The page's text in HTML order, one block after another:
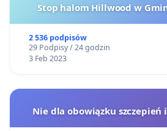
Stop halom Hillwood w
2 536 podpisów
29 Podpisy / 24 godzin
3 Feb 2023
Nie dla obowiązku szczepień